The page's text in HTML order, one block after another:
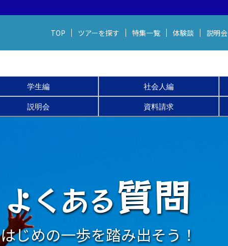
TOP ツアーを探す 特集一覧 体験談 説明会
学生編 社会人編
説明会 資料請求
よくある質問
はじめの一歩を踏み出そう！